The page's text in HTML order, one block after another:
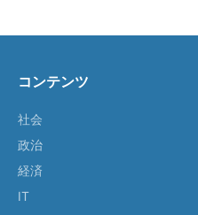
コンテンツ
社会
政治
経済
IT